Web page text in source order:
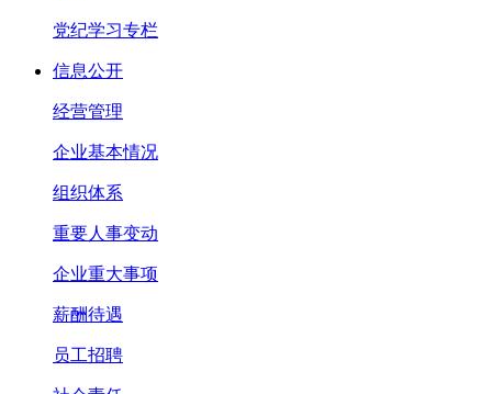
党纪学习专栏
信息公开
经营管理
企业基本情况
组织体系
重要人事变动
企业重大事项
薪酬待遇
员工招聘